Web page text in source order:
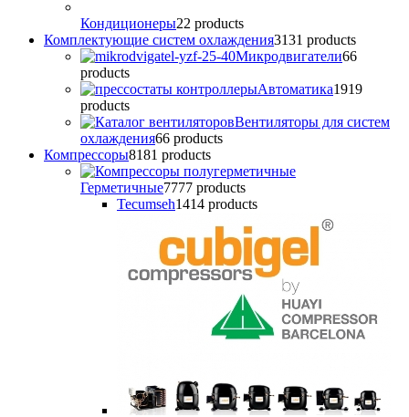
Кондиционеры22 products
Комплектующие систем охлаждения3131 products
Микродвигатели66
products
Автоматика1919
products
Вентиляторы для систем
охлаждения66 products
Компрессоры8181 products
Герметичные7777 products
Tecumseh1414 products